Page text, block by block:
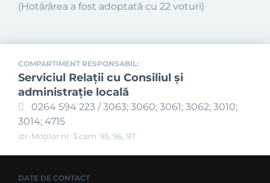
(Hotărârea a fost adoptată cu 22 voturi)
COMPARTIMENT RESPONSABIL:
Serviciul Relaţii cu Consiliul şi
administraţie locală
0264 594 223 / 3063; 3060; 3061; 3062; 3010;
3014; 4715
str. Moților nr. 3 cam. 95, 96, 97
DATE DE CONTACT